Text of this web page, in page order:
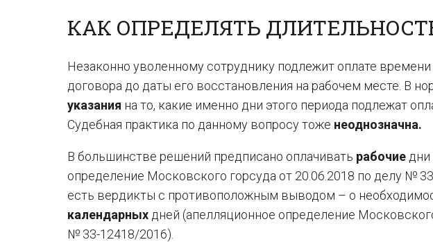
КАК ОПРЕДЕЛЯТЬ
Незаконно уволенному сотруднику подлежит оплате времени
договора до даты его восстановления на рабочем месте. В
указания на то, какие именно дни этого периода подлежат
Судебная практика по данному вопросу тоже неоднозначна.
В большинстве решений предписано оплачивать рабочие дни
определение Московского горсуда от 20.06.2018 по делу №
есть вердикты с противоположным выводом – о
календарных дней (апелляционное определение
№ 33-12418/2016).